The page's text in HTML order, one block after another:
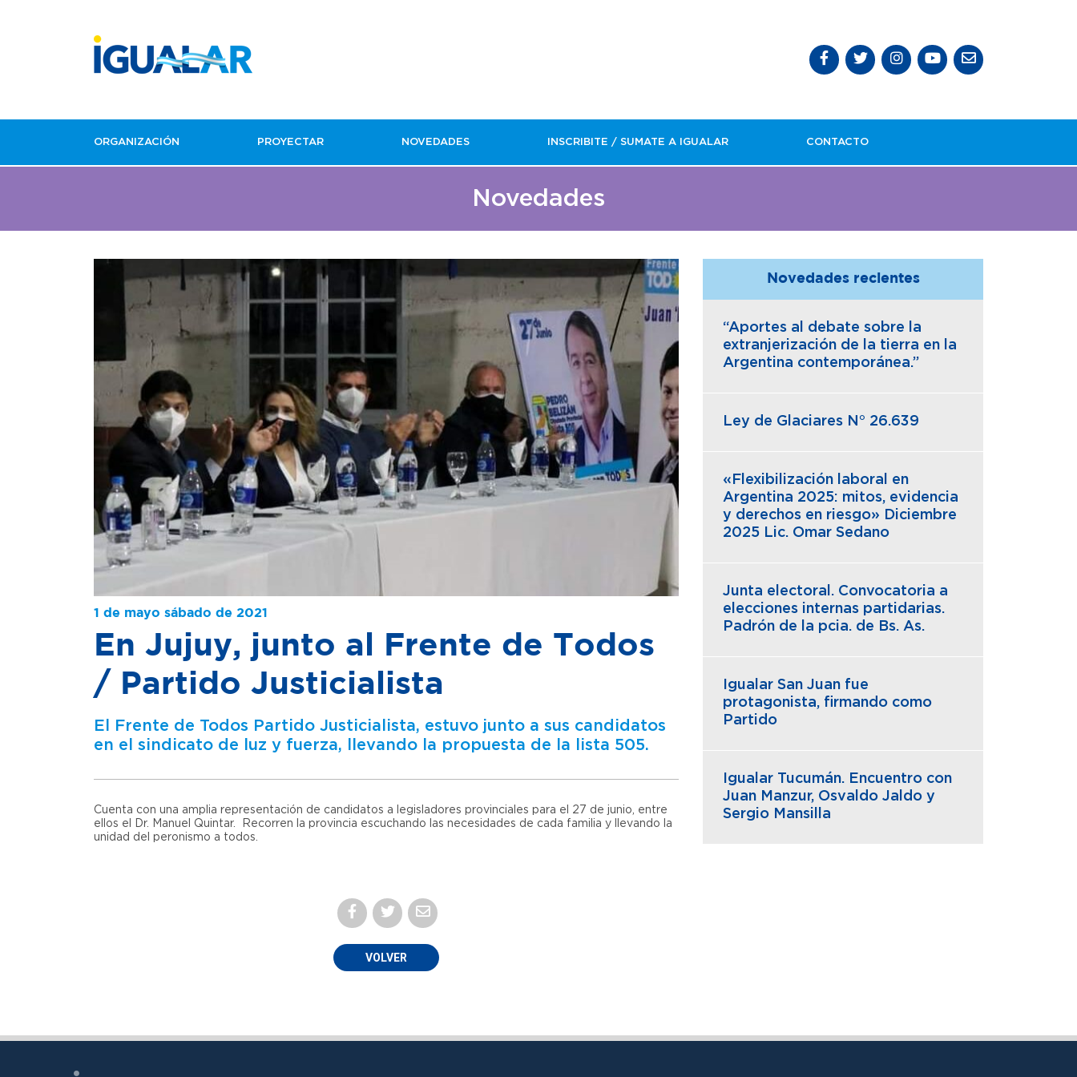
ORGANIZACIÓN PROYECTAR NOVEDADES INSCRIBITE / SUMATE A IGUALAR CONTACTO
Novedades
1 de mayo sábado de 2021
En Jujuy, junto al Frente de Todos
/ Partido Justicialista
El Frente de Todos Partido Justicialista, estuvo junto a sus candidatos
en el sindicato de luz y fuerza, llevando la propuesta de la lista 505.
Cuenta con una amplia representación de candidatos a legisladores provinciales para el 27 de junio, entre
ellos el Dr. Manuel Quintar. Recorren la provincia escuchando las necesidades de cada familia y llevando la
unidad del peronismo a todos.
VOLVER
Novedades recientes
“Aportes al debate sobre la
extranjerización de la tierra en la
Argentina contemporánea.”
Ley de Glaciares N° 26.639
«Flexibilización laboral en
Argentina 2025: mitos, evidencia
y derechos en riesgo» Diciembre
2025 Lic. Omar Sedano
Junta electoral. Convocatoria a
elecciones internas partidarias.
Padrón de la pcia. de Bs. As.
Igualar San Juan fue
protagonista, firmando como
Partido
Igualar Tucumán. Encuentro con
Juan Manzur, Osvaldo Jaldo y
Sergio Mansilla